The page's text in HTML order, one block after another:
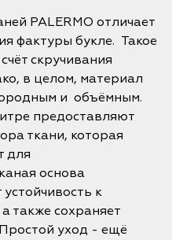
PALERMO отличает
фактуры букле. Такое
скручивания
в целом, материал
и объёмным.
предоставляют
ткани, которая
для
основа
к
также сохраняет
уход - ещё